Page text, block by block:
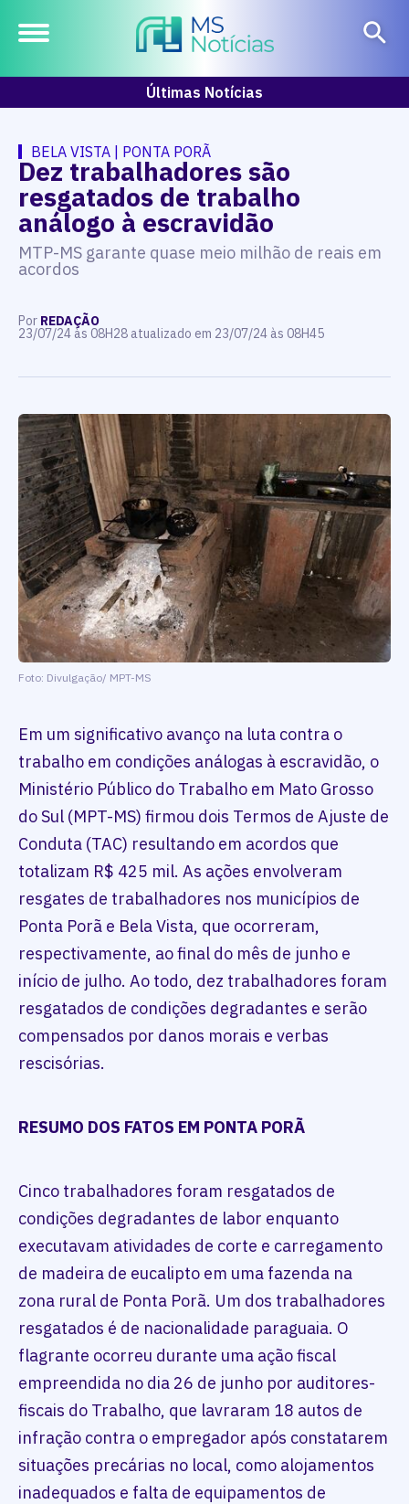
Últimas Notícias
BELA VISTA | PONTA PORÃ
Dez trabalhadores são
resgatados de trabalho
análogo à escravidão
MTP-MS garante quase meio milhão de reais em
acordos
Por REDAÇÃO
23/07/24 às 08H28 atualizado em 23/07/24 às 08H45
Foto: Divulgação/ MPT-MS
Em um significativo avanço na luta contra o
trabalho em condições análogas à escravidão, o
Ministério Público do Trabalho em Mato Grosso
do Sul (MPT-MS) firmou dois Termos de Ajuste de
Conduta (TAC) resultando em acordos que
totalizam R$ 425 mil. As ações envolveram
resgates de trabalhadores nos municípios de
Ponta Porã e Bela Vista, que ocorreram,
respectivamente, ao final do mês de junho e
início de julho. Ao todo, dez trabalhadores foram
resgatados de condições degradantes e serão
compensados por danos morais e verbas
rescisórias.
RESUMO DOS FATOS EM PONTA PORÃ
Cinco trabalhadores foram resgatados de
condições degradantes de labor enquanto
executavam atividades de corte e carregamento
de madeira de eucalipto em uma fazenda na
zona rural de Ponta Porã. Um dos trabalhadores
resgatados é de nacionalidade paraguaia. O
flagrante ocorreu durante uma ação fiscal
empreendida no dia 26 de junho por auditores-
fiscais do Trabalho, que lavraram 18 autos de
infração contra o empregador após constatarem
situações precárias no local, como alojamentos
inadequados e falta de equipamentos de